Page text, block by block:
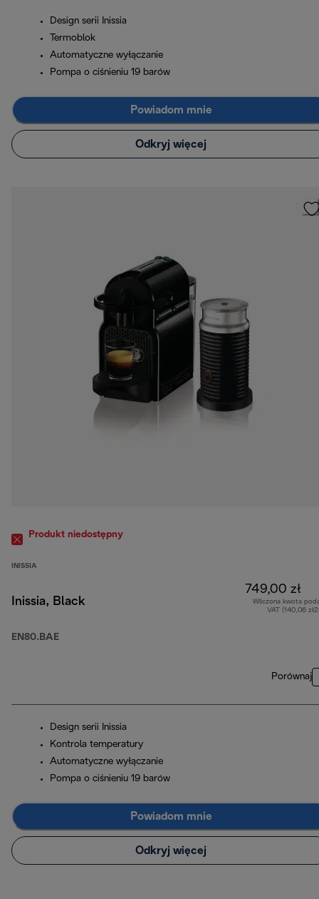
Design serii Inissia
Termoblok
Automatyczne wyłączanie
Pompa o ciśnieniu 19 barów
Powiadom mnie
Odkryj więcej
Produkt niedostępny
INISSIA
Inissia, Black
EN80.BAE
749,00 zł
Wliczona kwota
VAT (140,06
Porównaj
Design serii Inissia
Kontrola temperatury
Automatyczne wyłączanie
Pompa o ciśnieniu 19 barów
Powiadom mnie
Odkryj więcej